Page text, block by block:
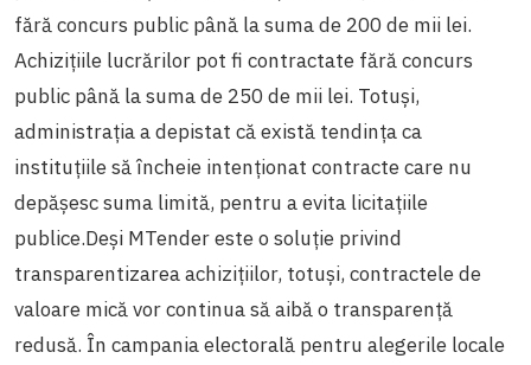
fără concurs public până la suma de 200 de mii lei.
Achizițiile lucrărilor pot fi contractate fără concurs
public până la suma de 250 de mii lei. Totuși,
administrația a depistat că există tendința ca
instituțiile să încheie intenționat contracte care nu
depășesc suma limită, pentru a evita licitațiile
publice.Deși MTender este o soluție privind
transparentizarea achizițiilor, totuși, contractele de
valoare mică vor continua să aibă o transparență
redusă. În campania electorală pentru alegerile locale